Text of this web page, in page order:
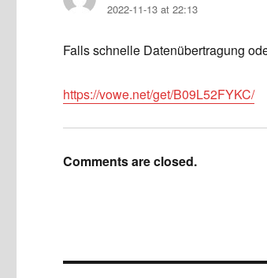
2022-11-13 at 22:13
Falls schnelle Datenübertragung
https://vowe.net/get/B09L52FYKC/
Comments are closed.